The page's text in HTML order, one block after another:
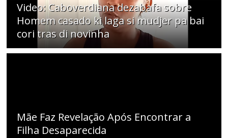
Video: Caboverdiana dezabafa sobre
Homem casado ki laga si mudjer pa bai
cori tras di novinha
Mãe Faz Revelação Após Encontrar a
Filha Desaparecida